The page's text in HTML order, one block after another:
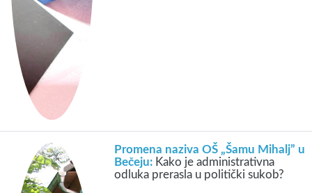
Promena naziva OŠ „Šamu Mihalj” u
Bečeju: Kako je administrativna
odluka prerasla u politički sukob?